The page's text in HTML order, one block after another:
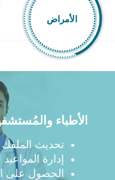
الأمراض
الأطباء
تحديث
إدارة
الحصول على